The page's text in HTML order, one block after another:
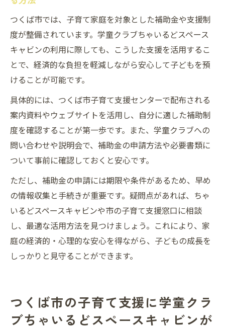
つくば市では、子育て家庭を対象とした補助金や支援制
度が整備されています。学童クラブちゃいるどスペース
キャビンの利用に際しても、こうした支援を活用するこ
とで、経済的な負担を軽減しながら安心して子どもを預
けることが可能です。
具体的には、つくば市子育て支援センターで配布される
案内資料やウェブサイトを活用し、自分に適した補助制
度を確認することが第一歩です。また、学童クラブへの
問い合わせや説明会で、補助金の申請方法や必要書類に
ついて事前に確認しておくと安心です。
ただし、補助金の申請には期限や条件があるため、早め
の情報収集と手続きが重要です。疑問点があれば、ちゃ
いるどスペースキャビンや市の子育て支援窓口に相談
し、最適な活用方法を見つけましょう。これにより、家
庭の経済的・心理的な安心を得ながら、子どもの成長を
しっかりと見守ることができます。
つくば市の子育て支援に学童クラ
ブちゃいるどスペースキャビンが